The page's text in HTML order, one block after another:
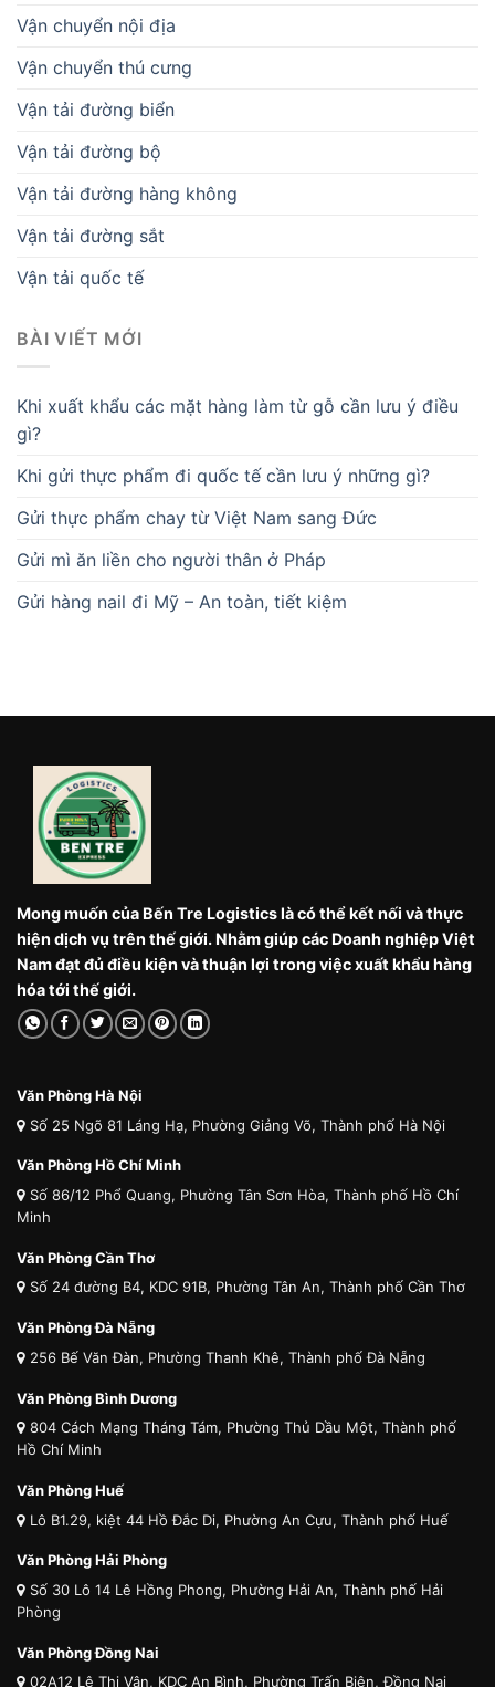
Vận chuyển nội địa
Vận chuyển thú cưng
Vận tải đường biển
Vận tải đường bộ
Vận tải đường hàng không
Vận tải đường sắt
Vận tải quốc tế
BÀI VIẾT MỚI
Khi xuất khẩu các mặt hàng làm từ gỗ cần lưu ý điều
gì?
Khi gửi thực phẩm đi quốc tế cần lưu ý những gì?
Gửi thực phẩm chay từ Việt Nam sang Đức
Gửi mì ăn liền cho người thân ở Pháp
Gửi hàng nail đi Mỹ – An toàn, tiết kiệm
Mong muốn của Bến Tre Logistics là có thể kết nối và thực
hiện dịch vụ trên thế giới. Nhằm giúp các Doanh nghiệp Việt
Nam đạt đủ điều kiện và thuận lợi trong việc xuất khẩu hàng
hóa tới thế giới.
Văn Phòng Hà Nội
Số 25 Ngõ 81 Láng Hạ, Phường Giảng Võ, Thành phố Hà Nội
Văn Phòng Hồ Chí Minh
Số 86/12 Phổ Quang, Phường Tân Sơn Hòa, Thành phố Hồ Chí
Minh
Văn Phòng Cần Thơ
Số 24 đường B4, KDC 91B, Phường Tân An, Thành phố Cần Thơ
Văn Phòng Đà Nẵng
256 Bế Văn Đàn, Phường Thanh Khê, Thành phố Đà Nẵng
Văn Phòng Bình Dương
804 Cách Mạng Tháng Tám, Phường Thủ Dầu Một, Thành phố
Hồ Chí Minh
Văn Phòng Huế
Lô B1.29, kiệt 44 Hồ Đắc Di, Phường An Cựu, Thành phố Huế
Văn Phòng Hải Phòng
Số 30 Lô 14 Lê Hồng Phong, Phường Hải An, Thành phố Hải
Phòng
Văn Phòng Đồng Nai
02A12 Lê Thị Vân, KDC An Bình, Phường Trấn Biên, Đồng Nai